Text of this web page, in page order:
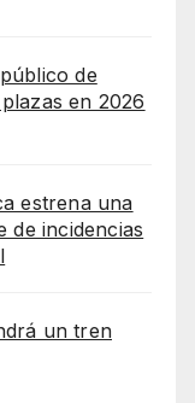
de
en 2026
estrena una
de incidencias
un tren